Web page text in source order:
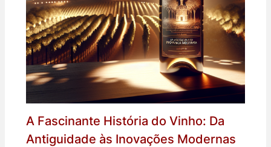
A Fascinante História do Vinho: Da
Antiguidade às Inovações Modernas